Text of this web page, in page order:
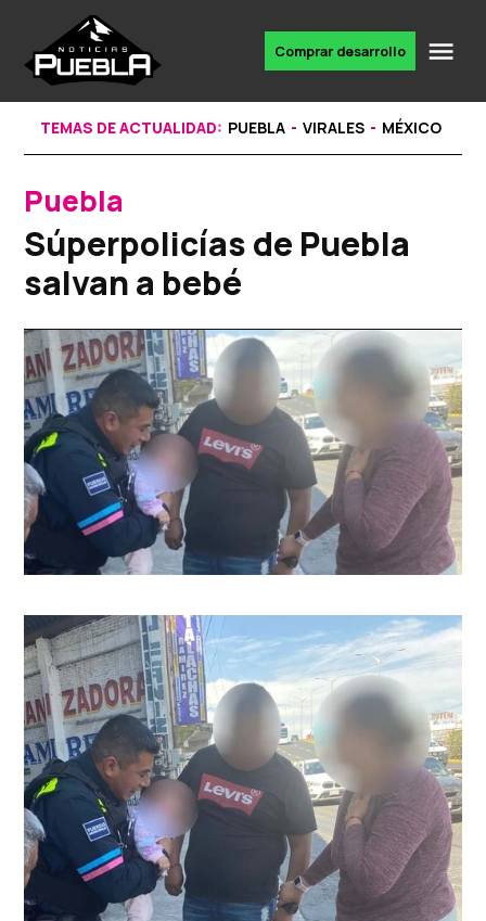
content
noticias
Comprar desarrollo
TEMAS DE ACTUALIDAD: PUEBLA VIRALES MÉXICO
POSTED
IN
Puebla
Súperpolicías de Puebla
salvan a bebé